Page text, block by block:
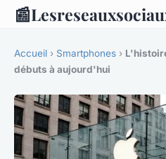
📰
Accueil › Smartphones ›
débuts à aujourd'hui